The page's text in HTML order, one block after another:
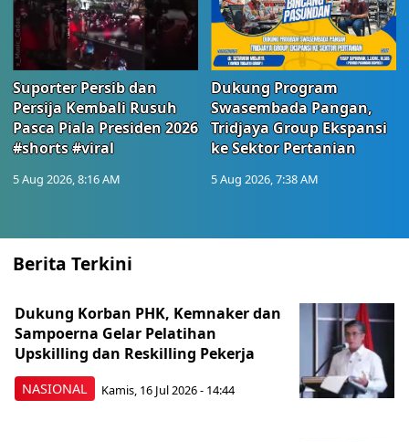
Suporter Persib dan
Persija Kembali Rusuh
Pasca Piala Presiden 2026
#shorts #viral
5 Aug 2026, 8:16 AM
Dukung Program
Swasembada Pangan,
Tridjaya Group Ekspansi
ke Sektor Pertanian
5 Aug 2026, 7:38 AM
Berita Terkini
NASIONAL
Dukung Korban PHK, Kemnaker dan
Sampoerna Gelar Pelatihan
Upskilling dan Reskilling Pekerja
Kamis, 16 Jul 2026 - 14:44